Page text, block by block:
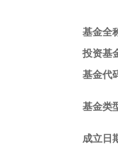
基金全
投资基
基金代
基金类
成立日